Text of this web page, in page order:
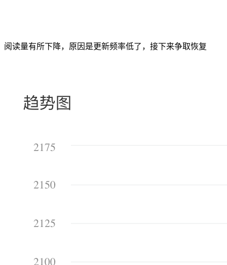
阅读量有所下降，原因是更新频率低了，接下来争取恢复